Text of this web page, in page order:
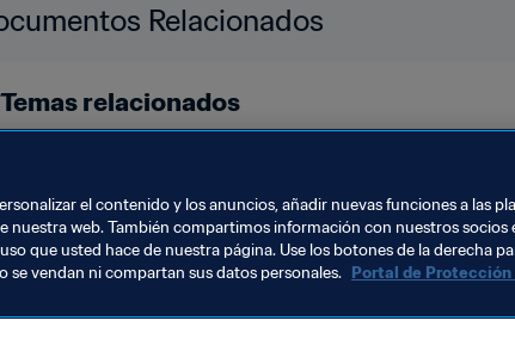
Relacionados
Temas relacionados
el contenido y los anuncios, añadir nuevas funciones a las
nuestra web. También compartimos información con nuestros socios
que usted hace de nuestra página. Use los botones de la derecha
se vendan ni compartan sus datos personales. Portal de Protección